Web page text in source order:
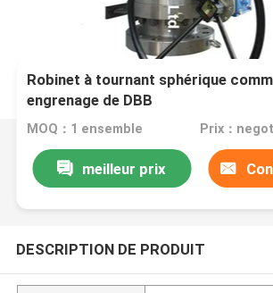
Robinet à tournant sphérique
engrenage de DBB
MOQ：1 ensemble Prix：
meilleur prix
DESCRIPTION DE PRODUIT